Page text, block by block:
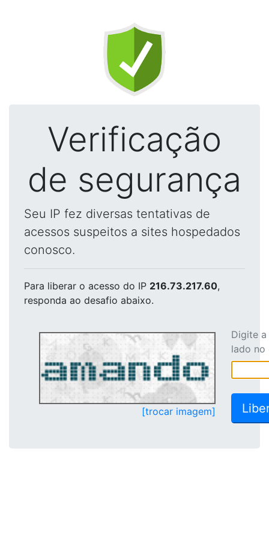
Verificação
de segurança
Seu IP fez diversas tentativas de
acessos suspeitos a sites hospedados
conosco.
Para liberar o acesso do IP 216.73.217.60,
responda ao desafio abaixo.
[trocar imagem]
Digite
lado no